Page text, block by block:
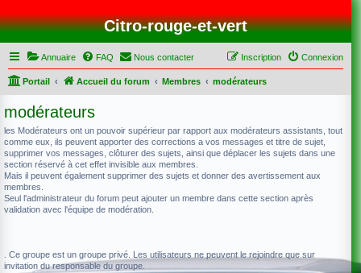
Citro-rouge-et-vert
Annuaire FAQ Nous contacter Connexion
Inscription
Portail Accueil du forum Membres modérateurs
modérateurs
les Modérateurs ont un pouvoir supérieur par rapport aux modérateurs assistants, tout
comme eux, ils peuvent apporter des corrections a vos messages et titre de sujet,
supprimer vos messages, clôturer des sujets, ainsi que déplacer les sujets dans une
section réservé à cet effet invisible aux membres.
Mais il peuvent également supprimer des sujets et donner des avertissement aux
membres.
Seul l'administrateur du forum peut ajouter un membre dans cette section après
validation avec l'équipe de modération.
. Ce groupe est un groupe privé. Les utilisateurs ne peuvent le rejoindre que sur
invitation du responsable du groupe.